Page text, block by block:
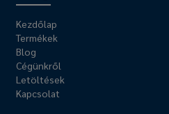
Kezdőlap
Termékek
Blog
Cégünkről
Letöltések
Kapcsolat